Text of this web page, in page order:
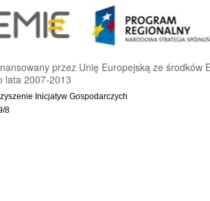
przez Unię Europejską ze
lata 2007-2013
Inicjatyw Gospodarczych
8